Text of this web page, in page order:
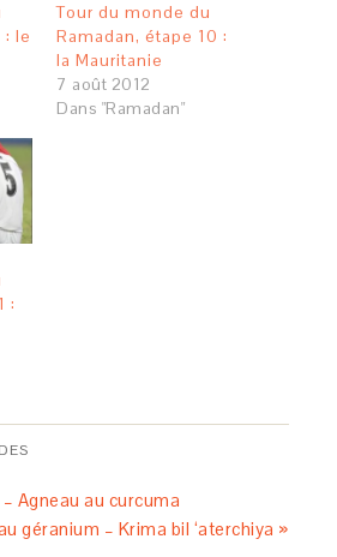
: le
Tour du monde du
Ramadan, étape 10 :
la Mauritanie
7 août 2012
Dans "Ramadan"
:
Agneau au curcuma
géranium – Krima bil ‘aterchiya »